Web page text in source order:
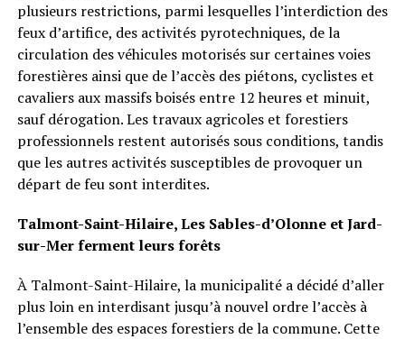
plusieurs restrictions, parmi lesquelles l’interdiction des
feux d’artifice, des activités pyrotechniques, de la
circulation des véhicules motorisés sur certaines voies
forestières ainsi que de l’accès des piétons, cyclistes et
cavaliers aux massifs boisés entre 12 heures et minuit,
sauf dérogation. Les travaux agricoles et forestiers
professionnels restent autorisés sous conditions, tandis
que les autres activités susceptibles de provoquer un
départ de feu sont interdites.
Talmont-Saint-Hilaire, Les Sables-d’Olonne et Jard-
sur-Mer ferment leurs forêts
À Talmont-Saint-Hilaire, la municipalité a décidé d’aller
plus loin en interdisant jusqu’à nouvel ordre l’accès à
l’ensemble des espaces forestiers de la commune. Cette